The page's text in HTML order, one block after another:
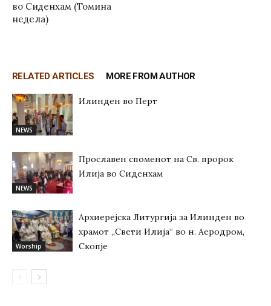
во Сиденхам (Томина
недела)
RELATED ARTICLES MORE FROM AUTHOR
NEWS
Илинден во Перт
NEWS
Прославен споменот на Св. пророк
Илија во Сиденхам
Worship
Архиерејска Литургија за Илинден во
храмот „Свети Илија“ во н. Аеродром,
Скопје